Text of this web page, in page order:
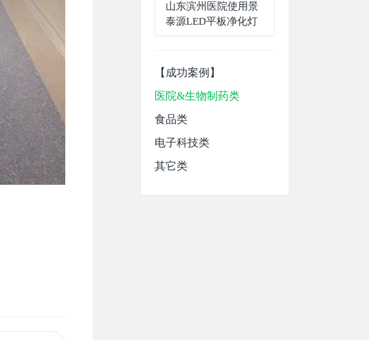
山东滨州医院使用景
泰源LED平板净化灯
【成功案例】
医院&生物制药类
食品类
电子科技类
其它类